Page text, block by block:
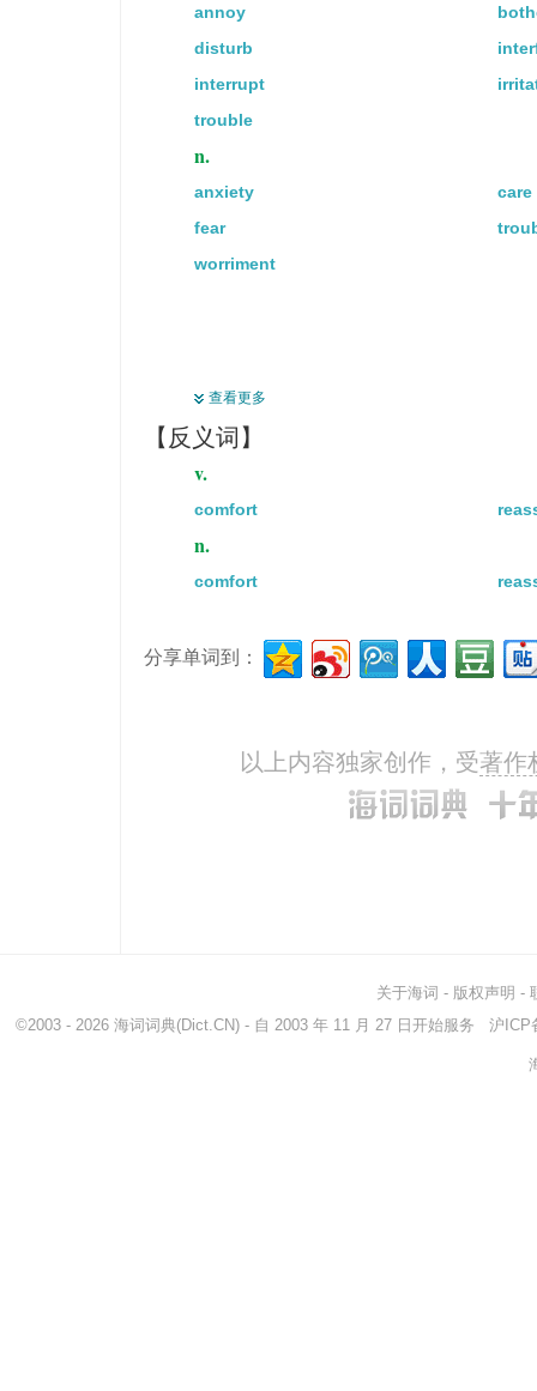
annoy
disturb
interrupt
trouble
n.
anxiety
care
fear
worriment
查看更多
【反义词】
v.
comfort
n.
comfort
分享单词到：
以上内容独家创作，受著作
关于海词 - 版权声明 -
©2003 - 2026 海词词典(Dict.CN) - 自 2003 年 11 月 27 日开始服务 沪ICP